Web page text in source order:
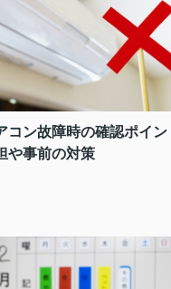
コン故障時の確認ポイン
や事前の対策